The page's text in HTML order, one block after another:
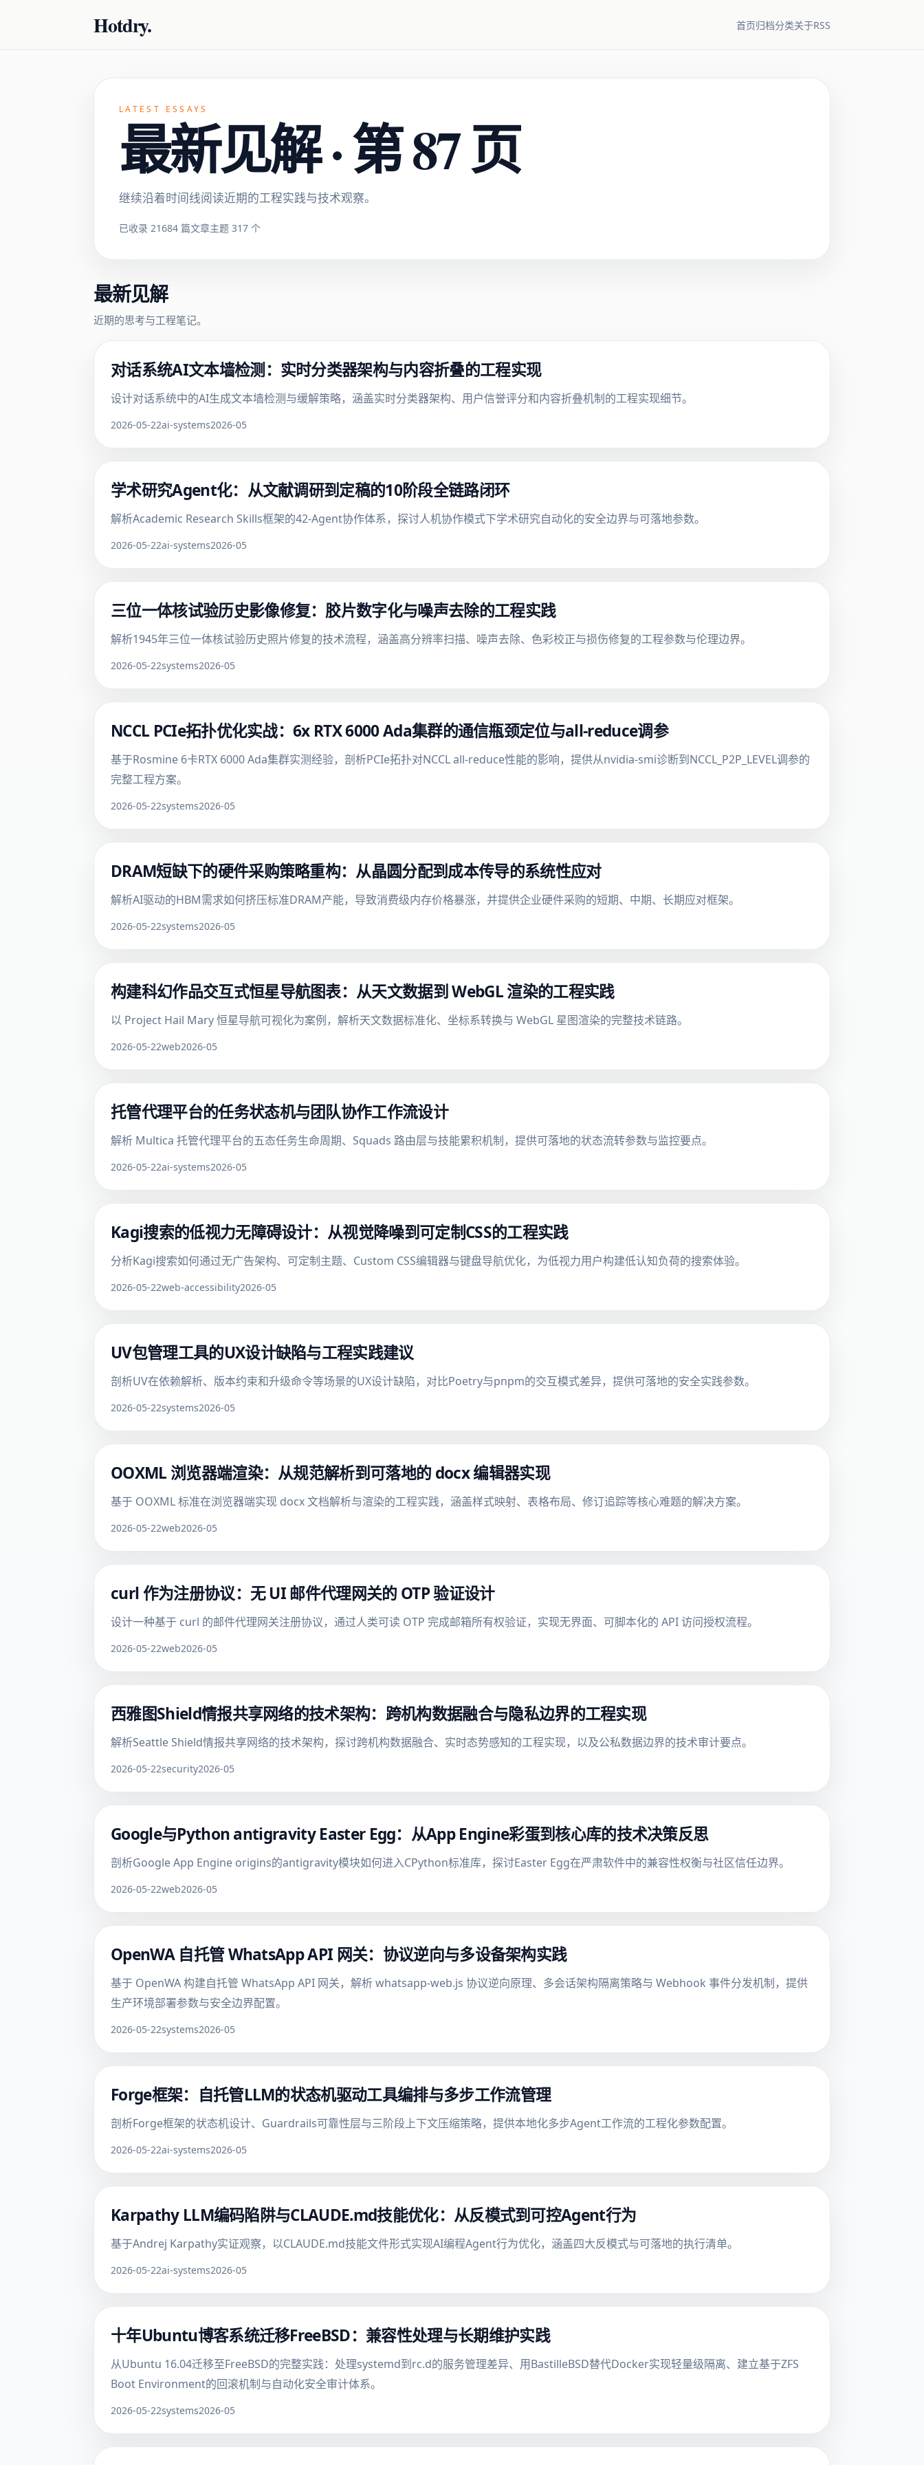
Hotdry. 首页归档分类关于RSS
LATEST ESSAYS
最新见解 · 第 87 页
继续沿着时间线阅读近期的工程实践与技术观察。
已收录 21684 篇文章主题 317 个
最新见解
近期的思考与工程笔记。
对话系统AI文本墙检测：实时分类器架构与内容折叠的工程实现
设计对话系统中的AI生成文本墙检测与缓解策略，涵盖实时分类器架构、用户信誉评分和内容折叠机制的工程实现细节。
2026-05-22ai-systems2026-05
学术研究Agent化：从文献调研到定稿的10阶段全链路闭环
解析Academic Research Skills框架的42-Agent协作体系，探讨人机协作模式下学术研究自动化的安全边界与可落地参数。
2026-05-22ai-systems2026-05
三位一体核试验历史影像修复：胶片数字化与噪声去除的工程实践
解析1945年三位一体核试验历史照片修复的技术流程，涵盖高分辨率扫描、噪声去除、色彩校正与损伤修复的工程参数与伦理边界。
2026-05-22systems2026-05
NCCL PCIe拓扑优化实战：6x RTX 6000 Ada集群的通信瓶颈定位与all-reduce调参
基于Rosmine 6卡RTX 6000 Ada集群实测经验，剖析PCIe拓扑对NCCL all-reduce性能的影响，提供从nvidia-smi诊断到NCCL_P2P_LEVEL调参的
完整工程方案。
2026-05-22systems2026-05
DRAM短缺下的硬件采购策略重构：从晶圆分配到成本传导的系统性应对
解析AI驱动的HBM需求如何挤压标准DRAM产能，导致消费级内存价格暴涨，并提供企业硬件采购的短期、中期、长期应对框架。
2026-05-22systems2026-05
构建科幻作品交互式恒星导航图表：从天文数据到 WebGL 渲染的工程实践
以 Project Hail Mary 恒星导航可视化为案例，解析天文数据标准化、坐标系转换与 WebGL 星图渲染的完整技术链路。
2026-05-22web2026-05
托管代理平台的任务状态机与团队协作工作流设计
解析 Multica 托管代理平台的五态任务生命周期、Squads 路由层与技能累积机制，提供可落地的状态流转参数与监控要点。
2026-05-22ai-systems2026-05
Kagi搜索的低视力无障碍设计：从视觉降噪到可定制CSS的工程实践
分析Kagi搜索如何通过无广告架构、可定制主题、Custom CSS编辑器与键盘导航优化，为低视力用户构建低认知负荷的搜索体验。
2026-05-22web-accessibility2026-05
UV包管理工具的UX设计缺陷与工程实践建议
剖析UV在依赖解析、版本约束和升级命令等场景的UX设计缺陷，对比Poetry与pnpm的交互模式差异，提供可落地的安全实践参数。
2026-05-22systems2026-05
OOXML 浏览器端渲染：从规范解析到可落地的 docx 编辑器实现
基于 OOXML 标准在浏览器端实现 docx 文档解析与渲染的工程实践，涵盖样式映射、表格布局、修订追踪等核心难题的解决方案。
2026-05-22web2026-05
curl 作为注册协议：无 UI 邮件代理网关的 OTP 验证设计
设计一种基于 curl 的邮件代理网关注册协议，通过人类可读 OTP 完成邮箱所有权验证，实现无界面、可脚本化的 API 访问授权流程。
2026-05-22web2026-05
西雅图Shield情报共享网络的技术架构：跨机构数据融合与隐私边界的工程实现
解析Seattle Shield情报共享网络的技术架构，探讨跨机构数据融合、实时态势感知的工程实现，以及公私数据边界的技术审计要点。
2026-05-22security2026-05
Google与Python antigravity Easter Egg：从App Engine彩蛋到核心库的技术决策反思
剖析Google App Engine origins的antigravity模块如何进入CPython标准库，探讨Easter Egg在严肃软件中的兼容性权衡与社区信任边界。
2026-05-22web2026-05
OpenWA 自托管 WhatsApp API 网关：协议逆向与多设备架构实践
基于 OpenWA 构建自托管 WhatsApp API 网关，解析 whatsapp-web.js 协议逆向原理、多会话架构隔离策略与 Webhook 事件分发机制，提供
生产环境部署参数与安全边界配置。
2026-05-22systems2026-05
Forge框架：自托管LLM的状态机驱动工具编排与多步工作流管理
剖析Forge框架的状态机设计、Guardrails可靠性层与三阶段上下文压缩策略，提供本地化多步Agent工作流的工程化参数配置。
2026-05-22ai-systems2026-05
Karpathy LLM编码陷阱与CLAUDE.md技能优化：从反模式到可控Agent行为
基于Andrej Karpathy实证观察，以CLAUDE.md技能文件形式实现AI编程Agent行为优化，涵盖四大反模式与可落地的执行清单。
2026-05-22ai-systems2026-05
十年Ubuntu博客系统迁移FreeBSD：兼容性处理与长期维护实践
从Ubuntu 16.04迁移至FreeBSD的完整实践：处理systemd到rc.d的服务管理差异、用BastilleBSD替代Docker实现轻量级隔离、建立基于ZFS
Boot Environment的回滚机制与自动化安全审计体系。
2026-05-22systems2026-05